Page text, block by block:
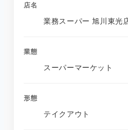
店名
業務スーパー 旭川東光
業態
スーパーマーケット
形態
テイクアウト